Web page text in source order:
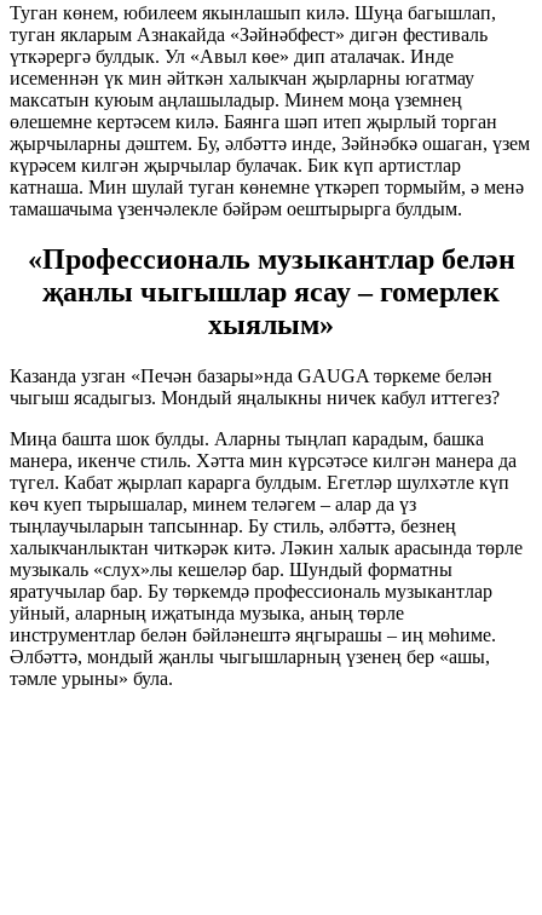
Туган көнем, юбилеем якынлашып килә. Шуңа багышлап,
туган якларым Азнакайда «Зәйнәбфест» дигән фестиваль
үткәрергә булдык. Ул «Авыл көе» дип аталачак. Инде
исеменнән үк мин әйткән халыкчан җырларны югатмау
максатын куюым аңлашыладыр. Минем моңа үземнең
өлешемне кертәсем килә. Баянга шәп итеп җырлый торган
җырчыларны дәштем. Бу, әлбәттә инде, Зәйнәбкә ошаган, үзем
күрәсем килгән җырчылар булачак. Бик күп артистлар
катнаша. Мин шулай туган көнемне үткәреп тормыйм, ә менә
тамашачыма үзенчәлекле бәйрәм оештырырга булдым.
«Профессиональ музыкантлар белән
җанлы чыгышлар ясау – гомерлек
хыялым»
Казанда узган «Печән базары»нда GAUGA төркеме белән
чыгыш ясадыгыз. Мондый яңалыкны ничек кабул иттегез?
Миңа башта шок булды. Аларны тыңлап карадым, башка
манера, икенче стиль. Хәтта мин күрсәтәсе килгән манера да
түгел. Кабат җырлап карарга булдым. Егетләр шулхәтле күп
көч куеп тырышалар, минем теләгем – алар да үз
тыңлаучыларын тапсыннар. Бу стиль, әлбәттә, безнең
халыкчанлыктан читкәрәк китә. Ләкин халык арасында төрле
музыкаль «слух»лы кешеләр бар. Шундый форматны
яратучылар бар. Бу төркемдә профессиональ музыкантлар
уйный, аларның иҗатында музыка, аның төрле
инструментлар белән бәйләнештә яңгырашы – иң мөһиме.
Әлбәттә, мондый җанлы чыгышларның үзенең бер «ашы,
тәмле урыны» була.